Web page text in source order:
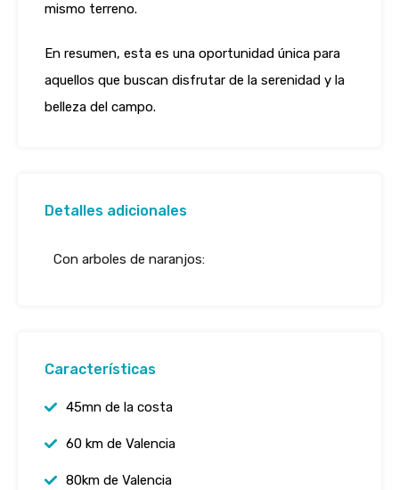
mismo terreno.
En resumen, esta es una oportunidad única para
aquellos que buscan disfrutar de la serenidad y la
belleza del campo.
Detalles adicionales
Con arboles de naranjos:
Características
45mn de la costa
60 km de Valencia
80km de Valencia